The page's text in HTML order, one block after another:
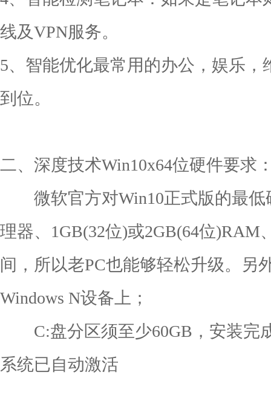
线及VPN服务。
5、智能优化最常用的办公，娱乐
到位。
二、深度技术Win10x64位硬件要求
微软官方对Win10正式版的最低
理器、1GB(32位)或2GB(64位)RAM
间，所以老PC也能够轻松升级。另
Windows N设备上；
C:盘分区须至少60GB，安装完
系统已自动激活